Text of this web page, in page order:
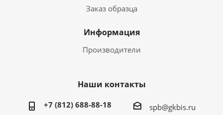
Заказ образца
Информация
Производители
Наши контакты
+7 (812) 688-88-18 spb@gkbis.ru